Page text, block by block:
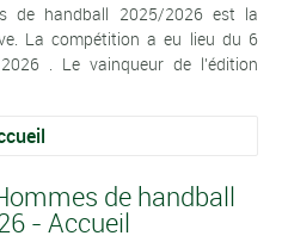
de handball 2025/2026 est la
La compétition a eu lieu du 6
. Le vainqueur de l'édition
de handball
- Accueil